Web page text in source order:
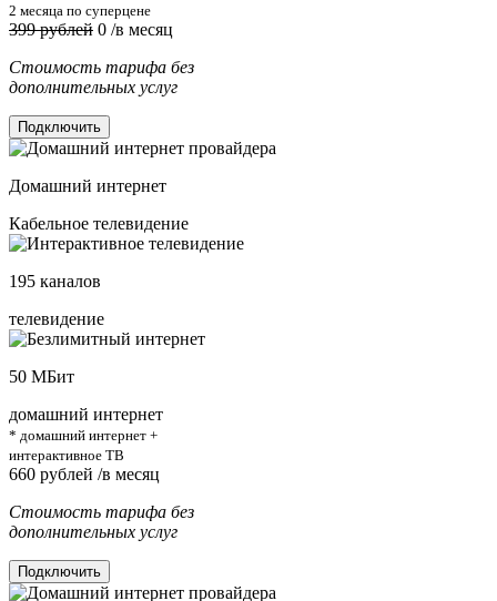
2 месяца по суперцене
399 рублей 0 /в месяц
Стоимость тарифа без
дополнительных услуг
Подключить
Домашний интернет
Кабельное телевидение
195 каналов
телевидение
50 МБит
домашний интернет
* домашний интернет +
интерактивное ТВ
660 рублей /в месяц
Стоимость тарифа без
дополнительных услуг
Подключить